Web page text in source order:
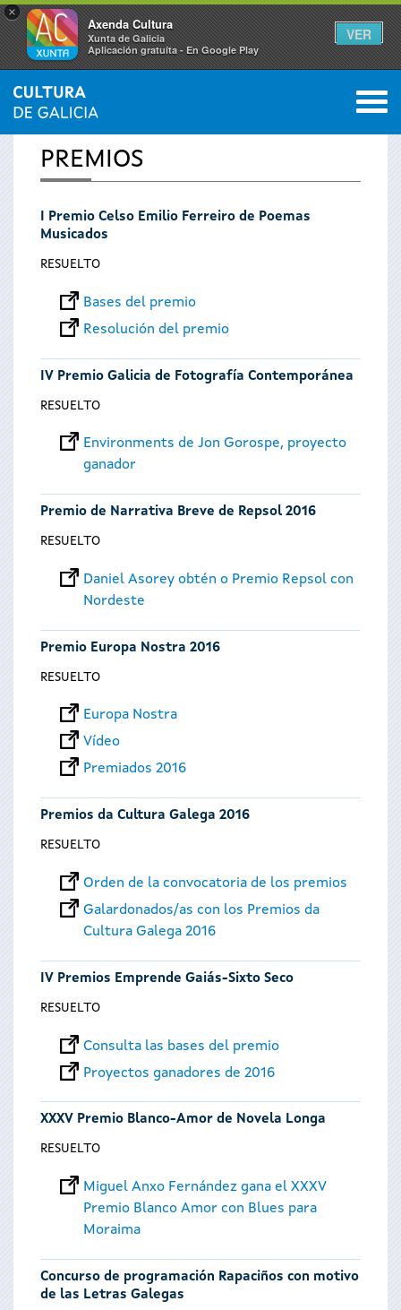
×
Axenda Cultura
Xunta de Galicia
Aplicación gratuíta - En Google Play
VER
Se
encuentra
usted
aquí
INICIO 0
PREMIOS
I Premio Celso Emilio Ferreiro de Poemas
Musicados
RESUELTO
Bases del premio
Resolución del premio
IV Premio Galicia de Fotografía Contemporánea
RESUELTO
Environments de Jon Gorospe, proyecto
ganador
Premio de Narrativa Breve de Repsol 2016
RESUELTO
Daniel Asorey obtén o Premio Repsol con
Nordeste
Premio Europa Nostra 2016
RESUELTO
Europa Nostra
Vídeo
Premiados 2016
Premios da Cultura Galega 2016
RESUELTO
Orden de la convocatoria de los premios
Galardonados/as con los Premios da
Cultura Galega 2016
IV Premios Emprende Gaiás-Sixto Seco
RESUELTO
Consulta las bases del premio
Proyectos ganadores de 2016
XXXV Premio Blanco-Amor de Novela Longa
RESUELTO
Miguel Anxo Fernández gana el XXXV
Premio Blanco Amor con Blues para
Moraima
Concurso de programación Rapaciños con motivo
de las Letras Galegas